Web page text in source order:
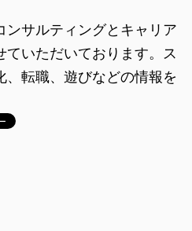
ンサルティングとキャリア
いただいております。ス
、転職、遊びなどの情報を